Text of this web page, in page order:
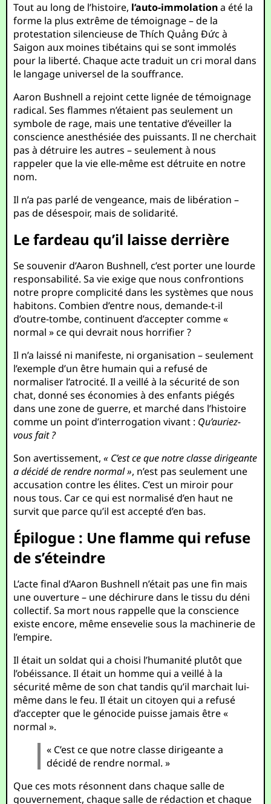
Tout au long de l’histoire, l’auto-immolationa été la
forme la plus extrême de témoignage – de la
protestation silencieuse de Thích Quảng Đức à
Saigon aux moines tibétains qui se sont immolés
pour la liberté. Chaque acte traduit un cri moral dans
le langage universel de la souffrance.
Aaron Bushnell a rejoint cette lignée de témoignage
radical. Ses flammes n’étaient pas seulement un
symbole de rage, mais une tentative d’éveiller la
conscience anesthésiée des puissants. Il ne cherchait
pas à détruire les autres – seulement à nous
rappeler que la vie elle-même est détruite en notre
nom.
Il n’a pas parlé de vengeance, mais de libération –
pas de désespoir, mais de solidarité.
Le fardeau qu’il laisse derrière
Se souvenir d’Aaron Bushnell, c’est porter une lourde
responsabilité. Sa vie exige que nous confrontions
notre propre complicité dans les systèmes que nous
habitons. Combien d’entre nous, demande-t-il
d’outre-tombe, continuent d’accepter comme «
normal » ce qui devrait nous horrifier ?
Il n’a laissé ni manifeste, ni organisation – seulement
l’exemple d’un être humain qui a refusé de
normaliser l’atrocité. Il a veillé à la sécurité de son
chat, donné ses économies à des enfants piégés
dans une zone de guerre, et marché dans l’histoire
comme un point d’interrogation vivant : Qu’auriez-
vous fait ?
Son avertissement,« C’est ce que notre classe dirigeante
a décidé de rendre normal », n’est pas seulement une
accusation contre les élites. C’est un miroir pour
nous tous. Car ce qui est normalisé d’en haut ne
survit que parce qu’il est accepté d’en bas.
Épilogue : Une flamme qui refuse
de s’éteindre
L’acte final d’Aaron Bushnell n’était pas une fin mais
une ouverture – une déchirure dans le tissu du déni
collectif. Sa mort nous rappelle que la conscience
existe encore, même ensevelie sous la machinerie de
l’empire.
Il était un soldat qui a choisi l’humanité plutôt que
l’obéissance. Il était un homme qui a veillé à la
sécurité même de son chat tandis qu’il marchait lui-
même dans le feu. Il était un citoyen qui a refusé
d’accepter que le génocide puisse jamais être «
normal ».
« C’est ce que notre classe dirigeante a
décidé de rendre normal. »
Que ces mots résonnent dans chaque salle de
gouvernement, chaque salle de rédaction et chaque